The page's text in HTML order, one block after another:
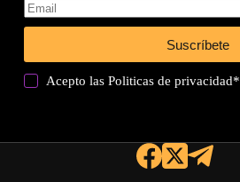
Suscríbete
Acepto lasPoliticas de privacidad*